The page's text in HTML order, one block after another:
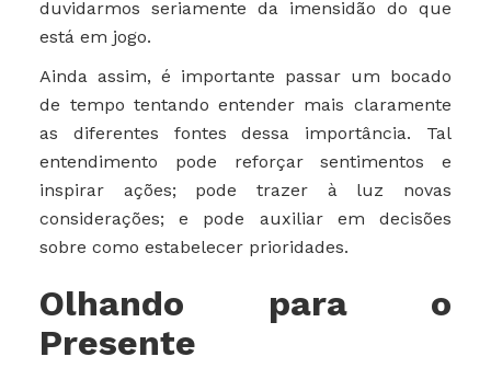
duvidarmos seriamente da imensidão do que
está em jogo.
Ainda assim, é importante passar um bocado
de tempo tentando entender mais claramente
as diferentes fontes dessa importância. Tal
entendimento pode reforçar sentimentos e
inspirar ações; pode trazer à luz novas
considerações; e pode auxiliar em decisões
sobre como estabelecer prioridades.
Olhando para o
Presente